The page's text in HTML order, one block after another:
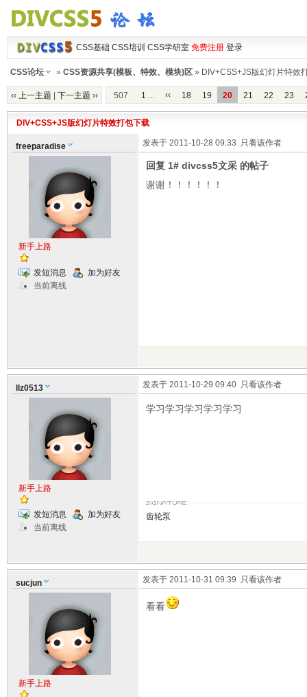
CSS基础 CSS培训 CSS学研室 免费注册 登录
CSS论坛 » CSS资源共享(模板、特效、模块)区» DIV+CSS+JS版幻灯片特效
‹‹ 上一主题 下一主题 ›› 507 1 ... ‹‹ 18 19 20 21 22 23
DIV+CSS+JS版幻灯片特效打包下载
freeparadise
新手上路
发短消息
加为好友
当前离线
发表于 2011-10-28 09:33 只看该作者
回复 1# divcss5文采 的帖子
谢谢！！！！！！
llz0513
新手上路
发短消息
加为好友
当前离线
发表于 2011-10-29 09:40 只看该作者
学习学习学习学习学习
齿轮泵
sucjun
新手上路
发表于 2011-10-31 09:39 只看该作者
看看